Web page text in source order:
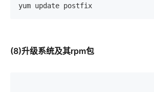
yum update postfix
(8)升级系统及其rpm包